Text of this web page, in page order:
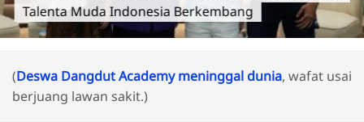
Talenta Muda Indonesia Berkembang
(Deswa Dangdut Academy meninggal dunia, wafat usai
berjuang lawan sakit.)